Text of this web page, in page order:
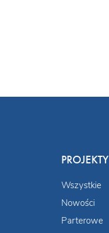
PROJEKTY
Wszystkie
Nowości
Parterowe